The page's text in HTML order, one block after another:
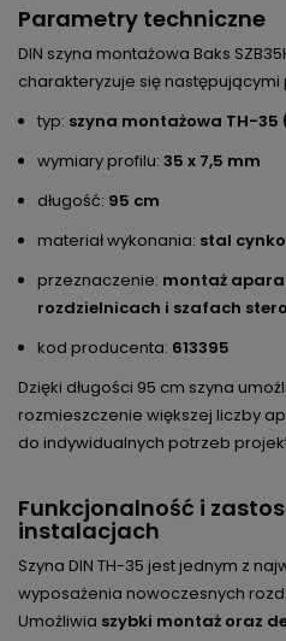
Parametry techniczne
DIN szyna montażowa Baks
charakteryzuje się
typ: szyna montażowa TH-35
wymiary profilu: 35 x 7,5 mm
długość: 95 cm
materiał wykonania: stal
przeznaczenie: montaż
rozdzielnicach i szafach
kod producenta: 613395
Dzięki długości 95 cm szyna
rozmieszczenie większej liczby
do indywidualnych potrzeb
Funkcjonalność i
instalacjach
Szyna DIN TH-35 jest jednym z
wyposażenia nowoczesnych
Umożliwia szybki montaż oraz